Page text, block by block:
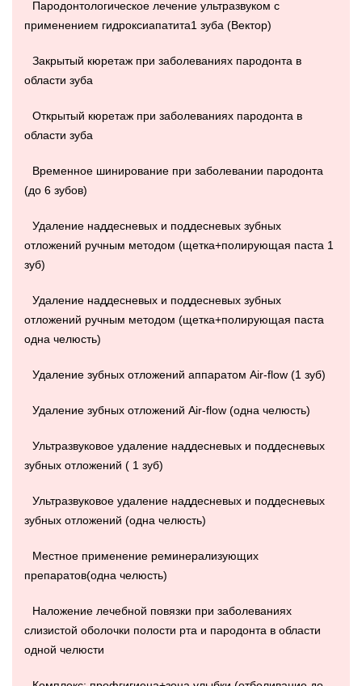
Пародонтологическое лечение ультразвуком с
применением гидроксиапатита1 зуба (Вектор)
Закрытый кюретаж при заболеваниях пародонта в
области зуба
Открытый кюретаж при заболеваниях пародонта в
области зуба
Временное шинирование при заболевании пародонта
(до 6 зубов)
Удаление наддесневых и поддесневых зубных
отложений ручным методом (щетка+полирующая паста 1
зуб)
Удаление наддесневых и поддесневых зубных
отложений ручным методом (щетка+полирующая паста
одна челюсть)
Удаление зубных отложений аппаратом Air-flow (1 зуб)
Удаление зубных отложений Air-flow (одна челюсть)
Ультразвуковое удаление наддесневых и поддесневых
зубных отложений ( 1 зуб)
Ультразвуковое удаление наддесневых и поддесневых
зубных отложений (одна челюсть)
Местное применение реминерализующих
препаратов(одна челюсть)
Наложение лечебной повязки при заболеваниях
слизистой оболочки полости рта и пародонта в области
одной челюсти